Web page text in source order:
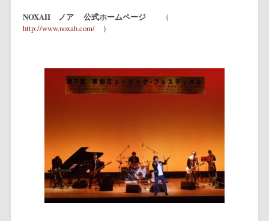
NOXAH ノア 公式ホームページ（
http://www.noxah.com/）